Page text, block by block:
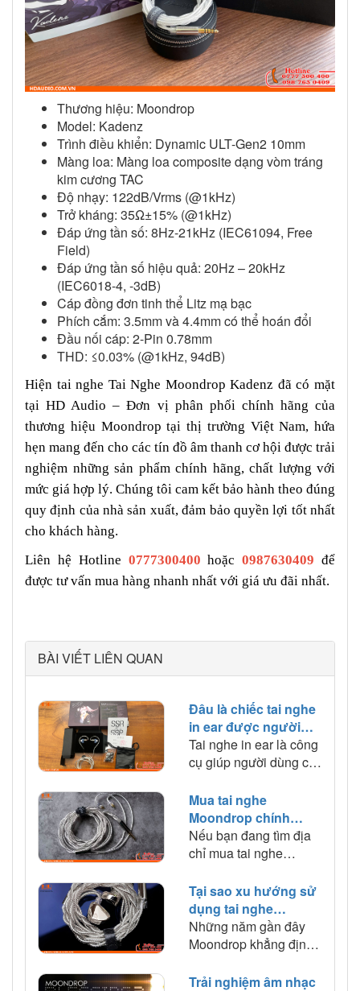
Thương hiệu: Moondrop
Model: Kadenz
Trình điều khiển: Dynamic ULT-Gen2 10mm
Màng loa: Màng loa composite dạng vòm tráng
kim cương TAC
Độ nhạy: 122dB/Vrms (@1kHz)
Trở kháng: 35Ω±15% (@1kHz)
Đáp ứng tần số: 8Hz-21kHz (IEC61094, Free
Field)
Đáp ứng tần số hiệu quả: 20Hz – 20kHz
(IEC6018-4, -3dB)
Cáp đồng đơn tinh thể Litz mạ bạc
Phích cắm: 3.5mm và 4.4mm có thể hoán đổi
Đầu nối cáp: 2-Pin 0.78mm
THD: ≤0.03% (@1kHz, 94dB)
Hiện tai nghe Tai Nghe Moondrop Kadenz đã có mặt
tại HD Audio – Đơn vị phân phối chính hãng của
thương hiệu Moondrop tại thị trường Việt Nam, hứa
hẹn mang đến cho các tín đồ âm thanh cơ hội được trải
nghiệm những sản phẩm chính hãng, chất lượng với
mức giá hợp lý. Chúng tôi cam kết bảo hành theo đúng
quy định của nhà sản xuất, đảm bảo quyền lợi tốt nhất
cho khách hàng.
Liên hệ Hotline 0777300400 hoặc0987630409 để
được tư vấn mua hàng nhanh nhất với giá ưu đãi nhất.
BÀI VIẾT LIÊN QUAN
Đâu là chiếc tai nghe
in ear được người
dùng lựa chọn và
chia sẻ nhiều nhất?
Tai nghe in ear là công
cụ giúp người dùng có
chất lượng và chuyên
nghiệp. Sử dụng tai
nghe in ear giúp bạn
có được những trải
Bài viết này các bạn
hãy cùng HD Audio tìm
hiểu xem đâu là chiếc
tai nghe in ear được
người dùng lựa chọn
và chia sẻ nhiều nhất
Mua tai nghe
Moondrop chính
hãng tại Hà Nội chất
lượng tốt nhất
Nếu bạn đang tìm địa
chỉ mua tai nghe
tại Hà Nội có chất
lượng tốt nhất thì hãy
tham khảo bài viết này
ngay nhé.
Tại sao xu hướng sử
dụng tai nghe
Moondrop ngày càng
được giới trẻ ưa
Những năm gần đây
Moondrop khẳng định
cực tốt. Hãy cùng HD
Trải nghiệm âm nhạc